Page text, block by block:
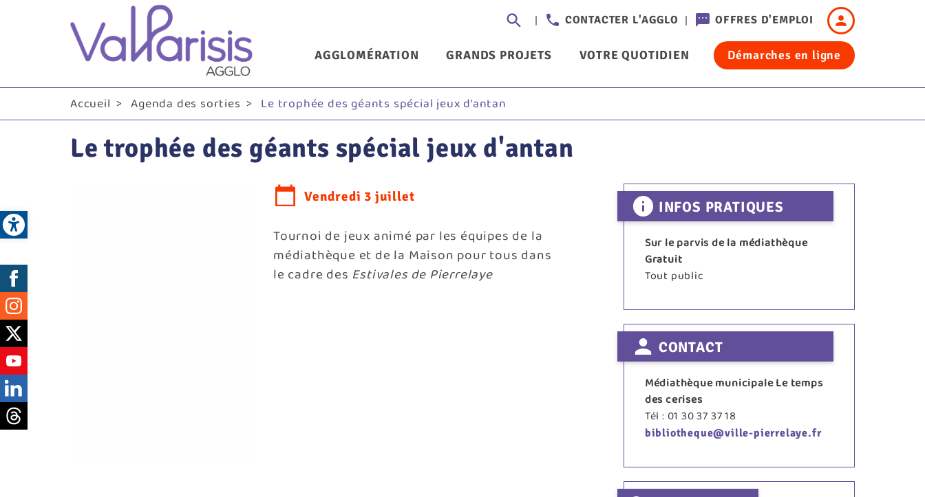
Open toolbar
principal
Header
-
CONTACTER L'AGGLO OFFRES D'EMPLOI
Header
-
Connexion
MenuAGGLOMÉRATION GRANDS PROJETS VOTRE QUOTIDIEN Démarches en ligne
Accueil Agenda des sorties Le trophée des géants spécial jeux d'antan
Réseaux
sociaux
Le trophée des géants spécial jeux d'antan
Vendredi 3 juillet
Tournoi de jeux animé par les équipes de la
médiathèque et de la Maison pour tous dans
le cadre des Estivales de Pierrelaye
INFOS PRATIQUES
Sur le parvis de la médiathèque
Gratuit
Tout public
CONTACT
Médiathèque municipale Le temps
des cerises
Tél : 01 30 37 37 18
bibliotheque@ville-pierrelaye.fr